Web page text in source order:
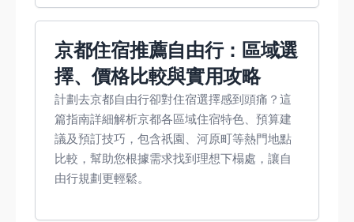
京都住宿推薦自由行：區域選
擇、價格比較與實用攻略
計劃去京都自由行卻對住宿選擇感到頭痛？這
篇指南詳細解析京都各區域住宿特色、預算建
議及預訂技巧，包含祇園、河原町等熱門地點
比較，幫助您根據需求找到理想下榻處，讓自
由行規劃更輕鬆。